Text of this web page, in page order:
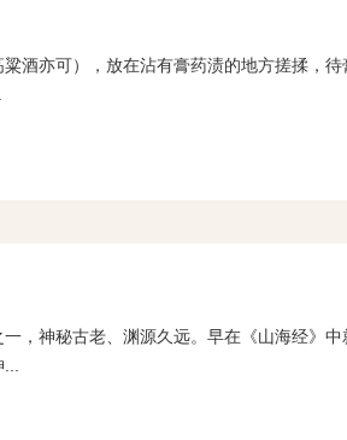
酒亦可），放在沾有膏药渍的地方搓揉，
，神秘古老、渊源久远。早在《山海经》